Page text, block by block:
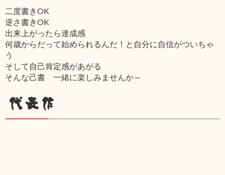
二度書きOK
逆さ書きOK
出来上がったら達成感
何歳からだって始められるんだ！と自分に自信がついちゃ
う
そして自己肯定感があがる
そんな己書 一緒に楽しみませんか～
代表作